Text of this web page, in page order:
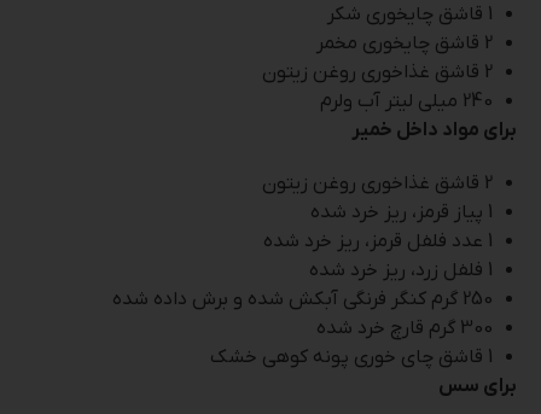
1 قاشق چایخوری شکر
2 قاشق چایخوری مخمر
2 قاشق غذاخوری روغن زیتون
240 میلی لیتر آب ولرم
برای مواد داخل خمیر
2 قاشق غذاخوری روغن زیتون
1 پیاز قرمز، ریز خرد شده
1 عدد فلفل قرمز، ریز خرد شده
1 فلفل زرد، ریز خرد شده
250 گرم کنگر فرنگی آبکش شده و برش داده شده
300 گرم قارچ خرد شده
1 قاشق چای خوری پونه کوهی خشک
برای سس